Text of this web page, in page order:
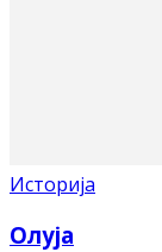
Историја
Олуја